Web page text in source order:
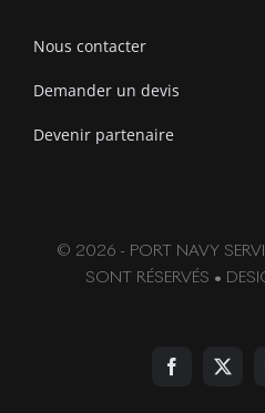
Nous contacter
Demander un devis
Devenir partenaire
© 2026 - PORT NAVY
SONT RÉSERVÉS •